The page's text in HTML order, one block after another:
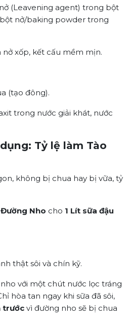
(Leavening agent) trong bột
nở/baking powder trong
xốp, kết cấu mềm mịn.
(tạo đông).
trong nước giải khát, nước
Tỷ lệ làm Tào
không bị chua hay bị vữa, tỷ
Nho cho 1 Lít sữa đậu
thật sôi và chín kỹ.
với một chút nước lọc tráng
hòa tan ngay khi sữa đã sôi,
trước vì đường nho sẽ bị chua